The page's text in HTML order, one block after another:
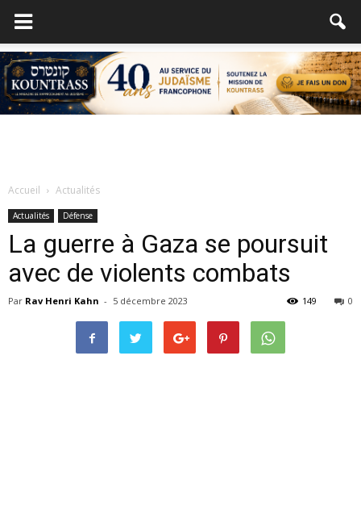
Accueil Actualités
Actualités Défense
La guerre à Gaza se poursuit
avec de violents combats
Par Rav Henri Kahn - 5 décembre 2023 0
149